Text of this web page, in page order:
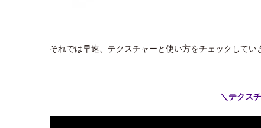
それでは早速、テクスチャーと使い方をチェックしてい
＼テクス